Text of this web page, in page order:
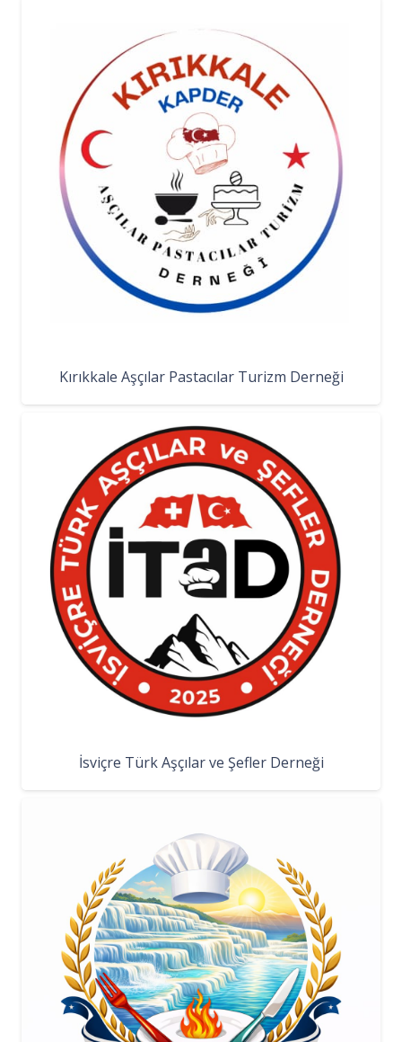
Kırıkkale Aşçılar Pastacılar Turizm Derneği
İsviçre Türk Aşçılar ve Şefler Derneği